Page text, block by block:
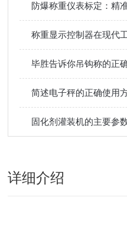
防爆称重仪表标定：精
称重显示控制器在现代
毕胜告诉你吊钩称的正
简述电子秤的正确使用
固化剂灌装机的主要参
详细介绍